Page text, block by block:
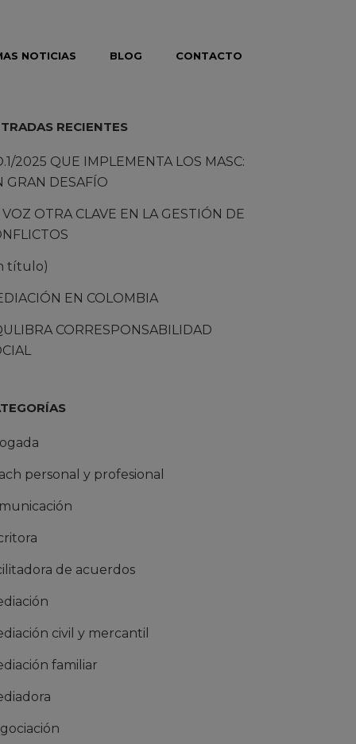
NOTICIAS BLOG CONTACTO
RECIENTES
2025 QUE IMPLEMENTA LOS MASC:
GRAN DESAFÍO
VOZ OTRA CLAVE EN LA GESTIÓN DE
título)
EN COLOMBIA
CORRESPONSABILIDAD
personal y profesional
de acuerdos
civil y mercantil
familiar